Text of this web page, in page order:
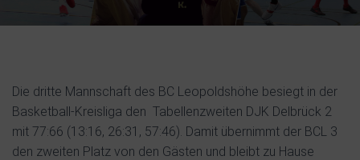
Die dritte Mannschaft des BC Leopoldshöhe besiegt in der
Basketball-Kreisliga den Tabellenzweiten DJK Delbrück 2
mit 77:66 (13:16, 26:31, 57:46). Damit übernimmt der BCL 3
den zweiten Platz von den Gästen und bleibt zu Hause